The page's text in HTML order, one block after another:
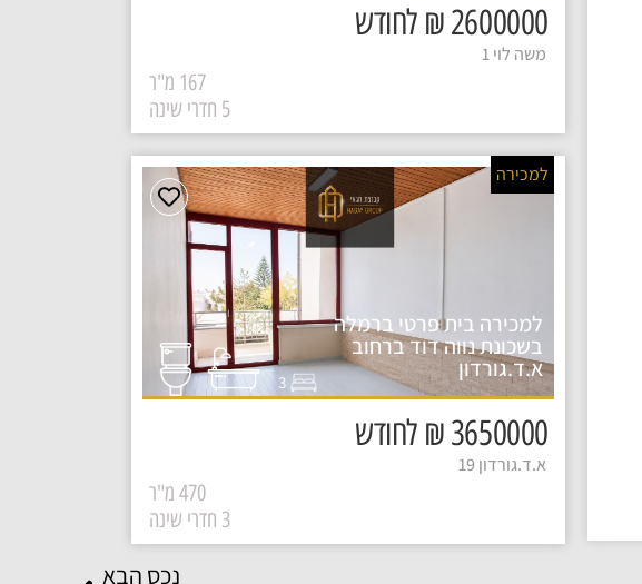
2600000 ₪ לחודש
משה לוי 1
167 מ"ר
5 חדרי שינה
למכירה בית פרטי ברמלה
בשכונת נווה דוד ברחוב
א.ד.גורדון 3
3650000 ₪ לחודש
א.ד.גורדון 19
למכירה
470 מ"ר
3 חדרי שינה
נכס הבא